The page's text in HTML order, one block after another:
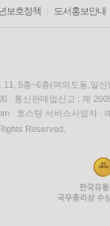
보호정책 도서홍보안내
11, 5층~6층(여의도동,일신
통신판매업신고 : 제
호스팅 서비스사업자 :
Reserved.